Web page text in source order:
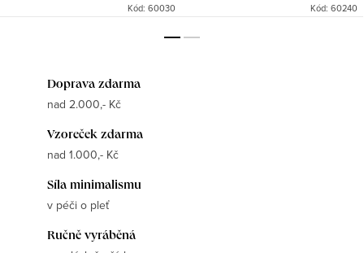
Kód: 60030 Kód: 60240
Doprava zdarma
nad 2.000,- Kč
Vzoreček zdarma
nad 1.000,- Kč
Síla minimalismu
v péči o pleť
Ručně vyráběná